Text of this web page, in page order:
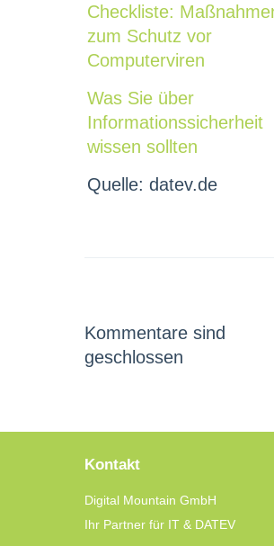
Checkliste:
zum Schutz vor
Computerviren
Was Sie über
Informationssicherheit
wissen sollten
Quelle: datev.de
Kommentare sind
geschlossen
Kontakt
Digital Mountain GmbH
Ihr Partner für IT & DATEV